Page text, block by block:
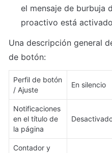
el mensaje de burbuja
proactivo está
Una descripción general
de botón:
Perfil de botón
/ Ajuste
En silencio
Notificaciones
en el título de
la página
Contador y